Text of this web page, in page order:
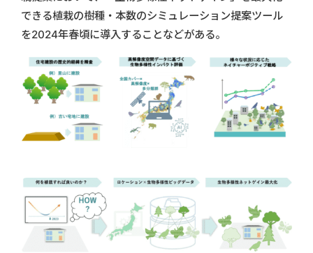
できる植栽の樹種・本数のシミュレーション提案ツール
を2024年春頃に導入することなどがある。